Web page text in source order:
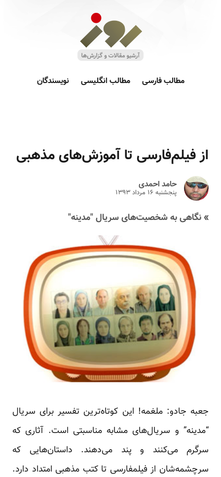
مطالب فارسی مطالب انگلیسی نویسندگان
از فیلم‌فارسی تا آموزش‌های مذهبی
حامد احمدی
پنجشنبه ۱۶ مرداد ۱۳۹۳
» نگاهی به شخصیت‌های سریال "مدینه"
جعبه جادو: ملغمه! این کوتاه‌ترین تفسیر برای سریال
“مدینه” و سریال‌های مشابه مناسبتی است. آثاری که
سرگرم می‌کنند و پند می‌دهند. داستان‌هایی که
سرچشمه‌شان از فیلمفارسی تا کتب مذهبی امتداد دارد.